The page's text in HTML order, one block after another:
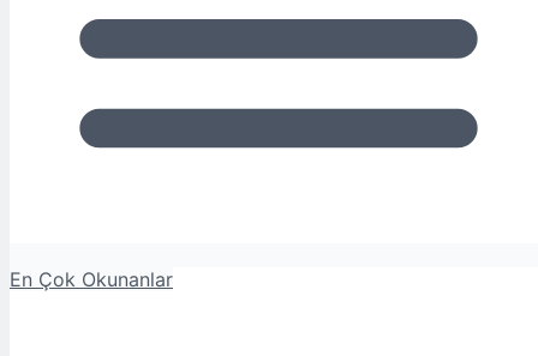
En Çok Okunanlar